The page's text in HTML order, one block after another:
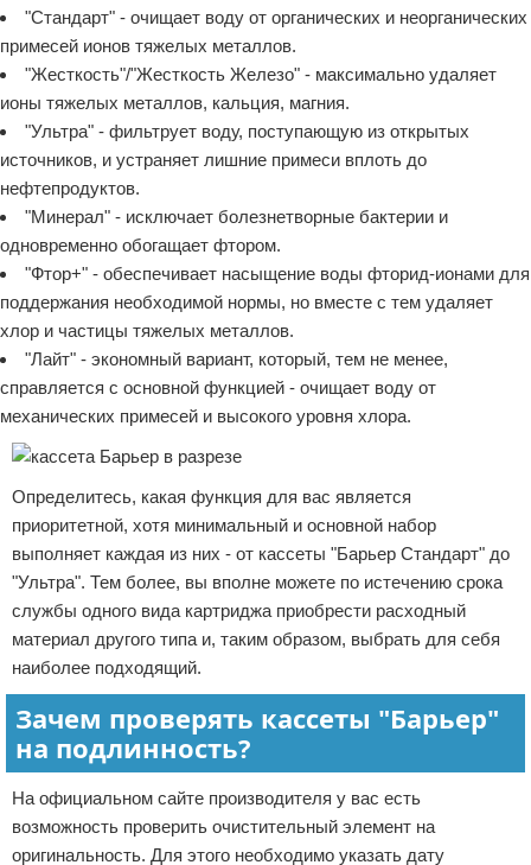
"Стандарт" - очищает воду от органических и неорганических
примесей ионов тяжелых металлов.
"Жесткость"/"Жесткость Железо" - максимально удаляет
ионы тяжелых металлов, кальция, магния.
"Ультра" - фильтрует воду, поступающую из открытых
источников, и устраняет лишние примеси вплоть до
нефтепродуктов.
"Минерал" - исключает болезнетворные бактерии и
одновременно обогащает фтором.
"Фтор+" - обеспечивает насыщение воды фторид-ионами для
поддержания необходимой нормы, но вместе с тем удаляет
хлор и частицы тяжелых металлов.
"Лайт" - экономный вариант, который, тем не менее,
справляется с основной функцией - очищает воду от
механических примесей и высокого уровня хлора.
Определитесь, какая функция для вас является
приоритетной, хотя минимальный и основной набор
выполняет каждая из них - от кассеты "Барьер Стандарт" до
"Ультра". Тем более, вы вполне можете по истечению срока
службы одного вида картриджа приобрести расходный
материал другого типа и, таким образом, выбрать для себя
наиболее подходящий.
Зачем проверять кассеты "Барьер"
на подлинность?
На официальном сайте производителя у вас есть
возможность проверить очистительный элемент на
оригинальность. Для этого необходимо указать дату